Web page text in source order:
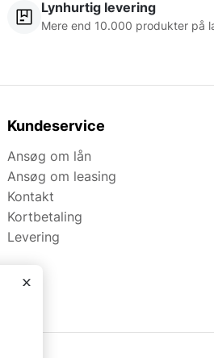
Lynhurtig levering
Mere end 10.000 produkter på
Kundeservice
Ansøg om lån
Ansøg om leasing
Kontakt
Kortbetaling
Levering
x